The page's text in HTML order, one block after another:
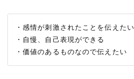
・感情が刺激されたことを伝えたい
・自慢、自己表現ができる